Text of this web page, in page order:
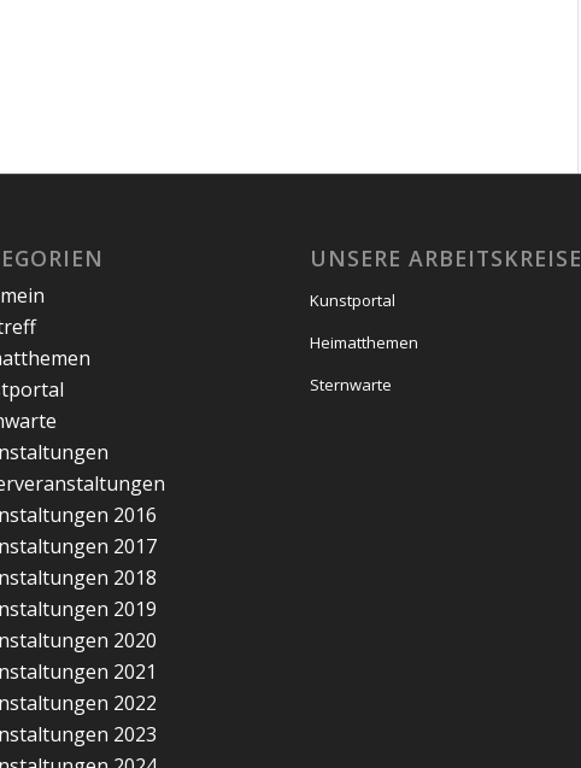
2016
2017
2018
2019
2020
2021
2022
2023
UNSERE ARBEITSKREISE
Kunstportal
Heimatthemen
Sternwarte